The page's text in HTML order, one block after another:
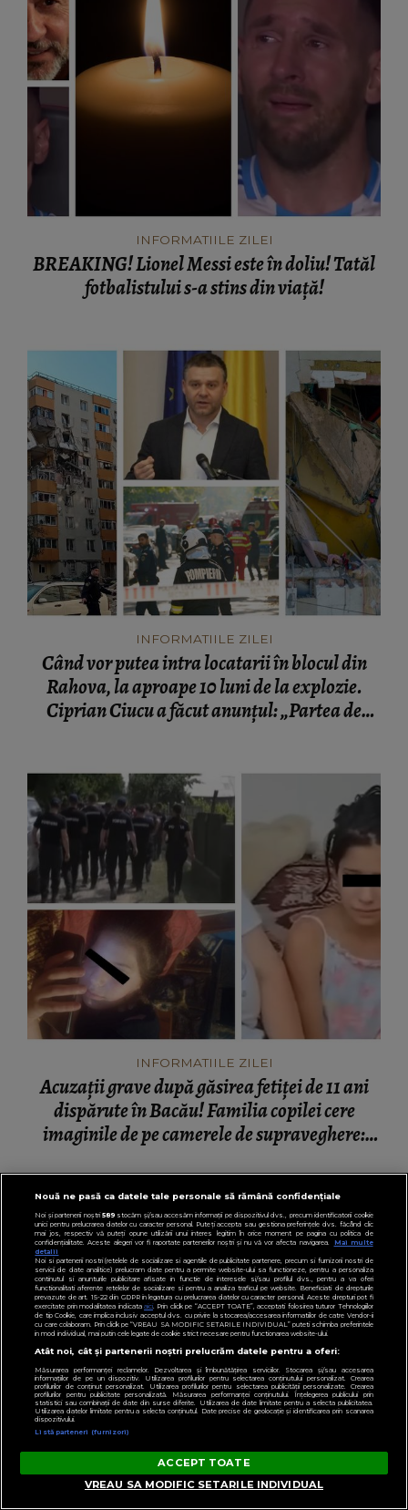
INFORMATIILE ZILEI
BREAKING! Lionel Messi este în doliu! Tatăl
fotbalistului s-a stins din viață!
INFORMATIILE ZILEI
Când vor putea intra locatarii în blocul din
Rahova, la aproape 10 luni de la explozie.
Ciprian Ciucu a făcut anunțul: „Partea de
INFORMATIILE ZILEI
Acuzații grave după găsirea fetiței de 11 ani
dispărute în Bacău! Familia copilei cere
imaginile de pe camerele de supraveghere:
VEDETE
Nouă ne pasă ca datele tale personale să rămână confidențiale
Noi și partenerii noștri589stocăm și/sau accesăm informații pe dispozitivul dvs., precum identificatorii cookie
unici pentru prelucrarea datelor cu caracter personal. Puteți accepta sau gestiona preferințele dvs. făcând clic
mai jos, respectiv vă puteți opune utilizării unui interes legitim în orice moment pe pagina cu politica de
confidențialitate. Aceste alegeri vor fi raportate partenerilor noștri și nu vă vor afecta navigarea.
Mai multe
detalii
Noi si partenerii nostri (retelele de socializare si agentiile de publicitate partenere, precum si furnizorii nostri de
servicii de date analitice) prelucram date pentru a permite website-ului sa functioneze, pentru a personaliza
continutul si anunturile publicitare afisate in functie de interesele si/sau profilul dvs., pentru a va oferi
functionalitati aferente retelelor de socializare si pentru a analiza traficul pe website. Beneficiati de drepturile
prevazute de art. 15-22 din GDPR in legatura cu prelucrarea datelor cu caracter personal. Aceste drepturi pot fi
exercitate prin modalitatea indicataaici. Prin click pe “ACCEPT TOATE”, acceptati folosirea tuturor Tehnologiilor
de tip Cookie, care implica inclusiv acceptul dvs. cu privire la stocarea/accesarea informatiilor de catre Vendor-ii
cu care colaboram. Prin click pe “VREAU SA MODIFIC SETARILE INDIVIDUAL” puteti schimba preferintele
in mod individual, mai putin cele legate de cookie strict necesare pentru functionarea website-ului.
Atât noi, cât și partenerii noștri prelucrăm datele pentru a oferi:
Măsurarea performanței reclamelor. Dezvoltarea și îmbunătățirea serviciilor. Stocarea și/sau accesarea
informațiilor de pe un dispozitiv. Utilizarea profilurilor pentru selectarea conținutului personalizat. Crearea
profilurilor de conținut personalizat. Utilizarea profilurilor pentru selectarea publicității personalizate. Crearea
profilurilor pentru publicitate personalizată. Măsurarea performanței conținutului. Înțelegerea publicului prin
statistici sau combinații de date din surse diferite. Utilizarea de date limitate pentru a selecta publicitatea.
Utilizarea datelor limitate pentru a selecta conținutul. Date precise de geolocație și identificarea prin scanarea
dispozitivului.
Listă parteneri (furnizori)
ACCEPT TOATE
VREAU SA MODIFIC SETARILE INDIVIDUAL